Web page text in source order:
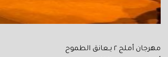
مهرجان أملج ٢ يــعانق الطموح